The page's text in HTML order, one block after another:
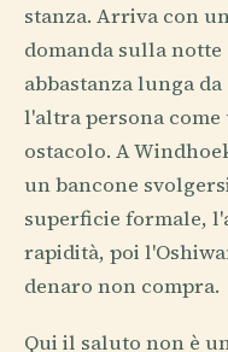
stanza. Arriva con
domanda sulla notte
abbastanza lunga
l'altra persona
ostacolo. A
un bancone
superficie formale,
rapidità, poi
denaro non compra.
Qui il saluto non è